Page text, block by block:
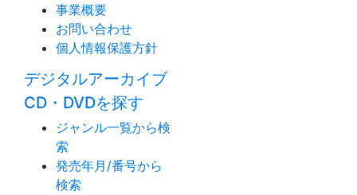
事業概要
お問い合わせ
個人情報保護方針
デジタルアーカイブ
CD・DVDを探す
ジャンル一覧から検
索
発売年月/番号から
検索